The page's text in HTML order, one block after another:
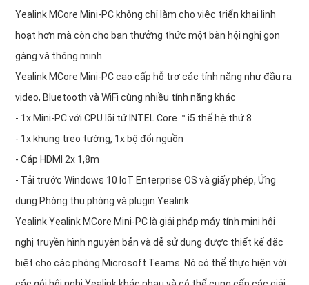
Yealink MCore Mini-PC không chỉ làm cho việc triển khai linh
hoạt hơn mà còn cho bạn thưởng thức một bàn hội nghị gọn
gàng và thông minh
Yealink MCore Mini-PC cao cấp hỗ trợ các tính năng như đầu ra
video, Bluetooth và WiFi cùng nhiều tính năng khác
- 1x Mini-PC với CPU lõi tứ INTEL Core ™ i5 thế hệ thứ 8
- 1x khung treo tường, 1x bộ đổi nguồn
- Cáp HDMI 2x 1,8m
- Tải trước Windows 10 IoT Enterprise OS và giấy phép, Ứng
dụng Phòng thu phóng và plugin Yealink
Yealink Yealink MCore Mini-PC là giải pháp máy tính mini hội
nghị truyền hình nguyên bản và dễ sử dụng được thiết kế đặc
biệt cho các phòng Microsoft Teams. Nó có thể thực hiện với